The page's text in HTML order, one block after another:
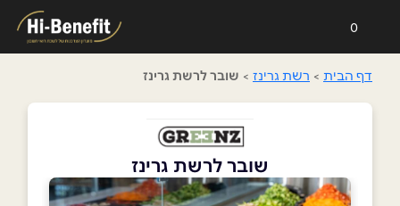
0
דף הבית > רשת גרינז > שובר לרשת גרינז
שובר לרשת גרינז